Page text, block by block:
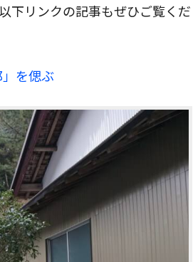
下リンクの記事もぜひご覧くだ
を偲ぶ